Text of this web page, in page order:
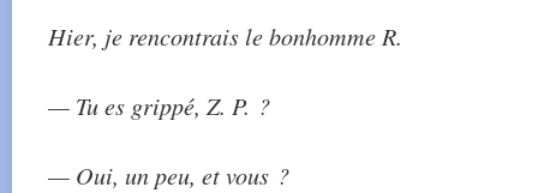
Hier, je rencontrais le bonhomme R.
— Tu es grippé, Z. P. ?
— Oui, un peu, et vous ?